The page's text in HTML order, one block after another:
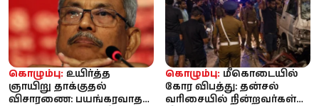
கொழும்பு: உயிர்த்த
ஞாயிறு தாக்குதல்
விசாரணை: பயங்கரவாதத்
கொழும்பு: மீகொடையில்
கோர விபத்து: தன்சல்
வரிசையில் நின்றவர்கள்